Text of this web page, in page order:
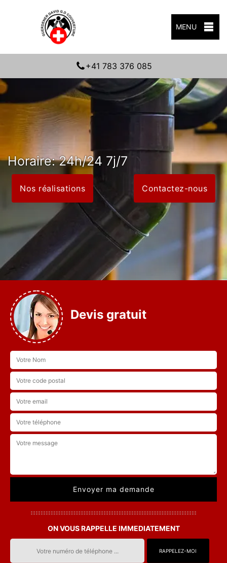
MENU
+41 783 376 085
Horaire: 24h/24 7j/7
Nos réalisations Contactez-nous
Devis gratuit
ON VOUS RAPPELLE IMMEDIATEMENT